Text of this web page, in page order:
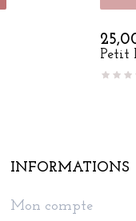
Prix
Petit
INFORMATIONS
Mon compte